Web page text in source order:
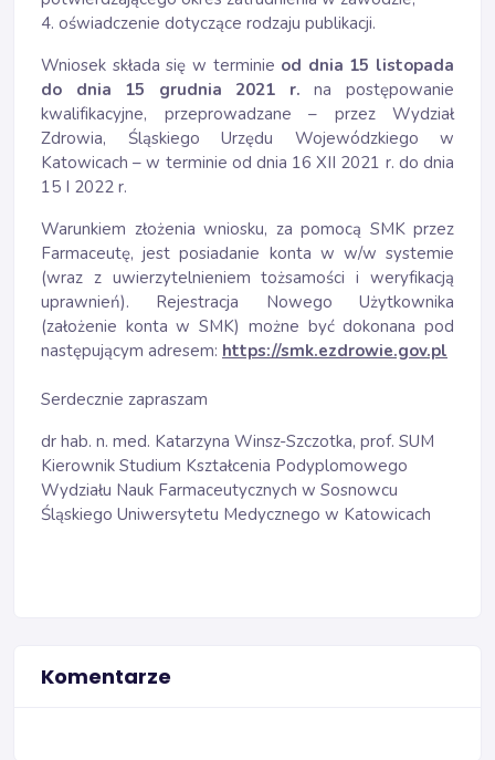
4. oświadczenie dotyczące rodzaju publikacji.
Wniosek składa się w terminie od dnia 15 listopada
do dnia 15 grudnia 2021 r. na postępowanie
kwalifikacyjne, przeprowadzane – przez Wydział
Zdrowia, Śląskiego Urzędu Wojewódzkiego w
Katowicach – w terminie od dnia 16 XII 2021 r. do dnia
15 I 2022 r.
Warunkiem złożenia wniosku, za pomocą SMK przez
Farmaceutę, jest posiadanie konta w w/w systemie
(wraz z uwierzytelnieniem tożsamości i weryfikacją
uprawnień). Rejestracja Nowego Użytkownika
(założenie konta w SMK) możne być dokonana pod
następującym adresem: https://smk.ezdrowie.gov.pl
Serdecznie zapraszam
dr hab. n. med. Katarzyna Winsz-Szczotka, prof. SUM
Kierownik Studium Kształcenia Podyplomowego
Wydziału Nauk Farmaceutycznych w Sosnowcu
Śląskiego Uniwersytetu Medycznego w Katowicach
Komentarze